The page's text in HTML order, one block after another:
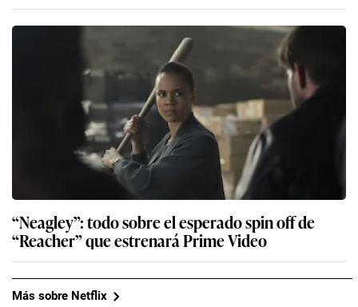
“Neagley”: todo sobre el esperado spin off de
“Reacher” que estrenará Prime Video
Más sobre Netflix